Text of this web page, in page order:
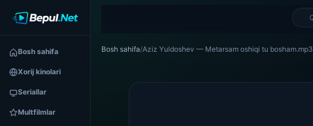
Bosh sahifa
Xorij kinolari
Seriallar
Multfilmlar
Bosh sahifa/Aziz Yuldoshev — Metarsam oshiqi tu bosham.mp3